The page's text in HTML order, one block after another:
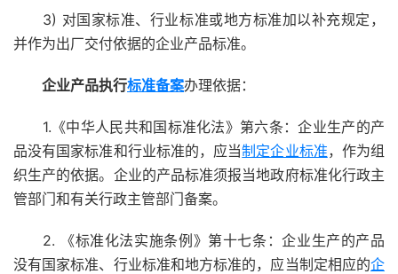
3) 对国家标准、行业标准或地方标准加以补充规定，
并作为出厂交付依据的企业产品标准。
企业产品执行标准备案办理依据：
1.《中华人民共和国标准化法》第六条：企业生产的产
品没有国家标准和行业标准的，应当制定企业标准，作为组
织生产的依据。企业的产品标准须报当地政府标准化行政主
管部门和有关行政主管部门备案。
2. 《标准化法实施条例》第十七条：企业生产的产品
没有国家标准、行业标准和地方标准的，应当制定相应的企